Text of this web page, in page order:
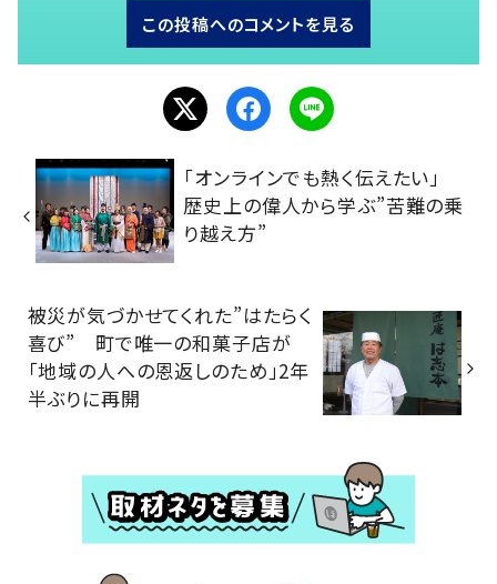
この投稿へのコメントを見る
「オンラインでも熱く伝えたい」
歴史上の偉人から学ぶ”苦難の乗
り越え方”
被災が気づかせてくれた”はたらく
喜び” 町で唯一の和菓子店が
「地域の人への恩返しのため」2年
半ぶりに再開